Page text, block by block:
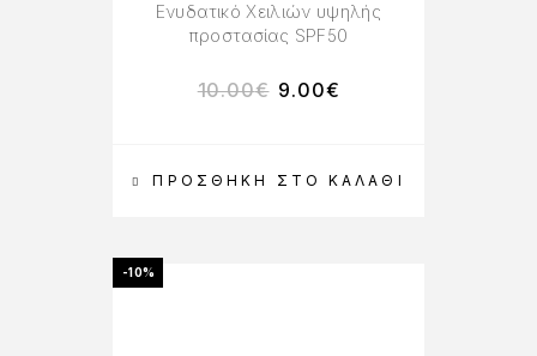
ΠΡΟΣΘΉΚΗ ΣΤΟ ΚΑΛΆΘΙ
Ενυδατικό Χειλιών υψηλής
προστασίας SPF50
10.00€ 9.00€
-10%